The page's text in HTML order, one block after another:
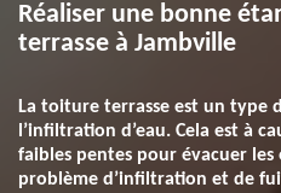
Réaliser une bonne
terrasse à Jambville
La toiture terrasse est un type
l’infiltration d’eau. Cela est à
faibles pentes pour évacuer
problème d’infiltration et de